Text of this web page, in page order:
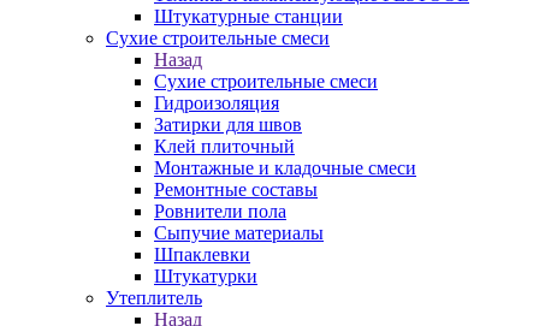
Штукатурные станции
Сухие строительные смеси
Назад
Сухие строительные смеси
Гидроизоляция
Затирки для швов
Клей плиточный
Монтажные и кладочные смеси
Ремонтные составы
Ровнители пола
Сыпучие материалы
Шпаклевки
Штукатурки
Утеплитель
Назад